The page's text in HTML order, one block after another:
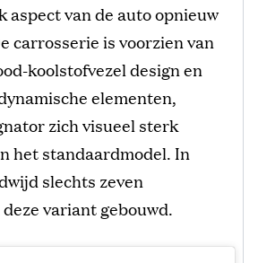
aspect van de auto opnieuw
carrosserie is voorzien van
koolstofvezel design en
elementen,
zich visueel sterk
het standaardmodel. In
slechts zeven
variant gebouwd.